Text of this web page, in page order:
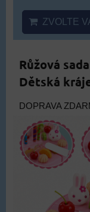
ZVOLTE
Růžová
Dětská
DOPRAVA